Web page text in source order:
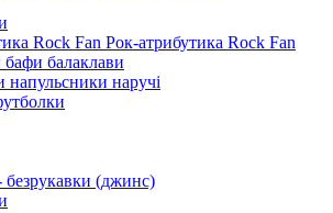
Рок-атрибутика Rock Fan
балаклави
напульсники наручі
безрукавки (джинс)